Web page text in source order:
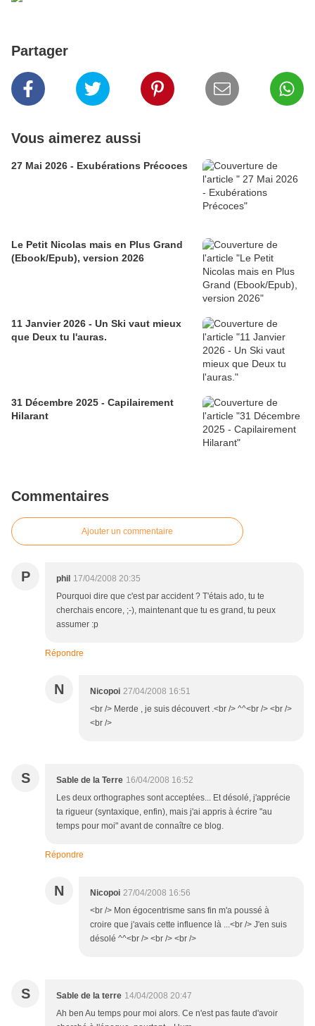
Partager
Vous aimerez aussi
27 Mai 2026 - Exubérations Précoces
Le Petit Nicolas mais en Plus Grand
(Ebook/Epub), version 2026
11 Janvier 2026 - Un Ski vaut mieux
que Deux tu l'auras.
31 Décembre 2025 - Capilairement
Hilarant
Commentaires
Ajouter un commentaire
P phil 17/04/2008 20:35
Pourquoi dire que c'est par accident ? T'étais ado, tu te
cherchais encore, ;-), maintenant que tu es grand, tu peux
assumer :p
Répondre
N Nicopoi 27/04/2008 16:51
<br /> Merde , je suis découvert .<br /> ^^<br /> <br />
<br />
S Sable de la Terre 16/04/2008 16:52
Les deux orthographes sont acceptées... Et désolé, j'apprécie
ta rigueur (syntaxique, enfin), mais j'ai appris à écrire "au
temps pour moi" avant de connaître ce blog.
Répondre
N Nicopoi 27/04/2008 16:56
<br /> Mon égocentrisme sans fin m'a poussé à
croire que j'avais cette influence là ...<br /> J'en suis
désolé ^^<br /> <br /> <br />
S Sable de la terre 14/04/2008 20:47
Ah ben Au temps pour moi alors. Ce n'est pas faute d'avoir